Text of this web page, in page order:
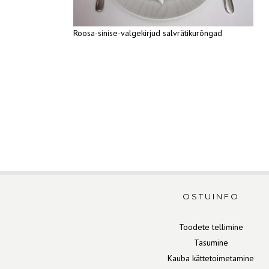
Roosa-sinise-valgekirjud salvrätikurõngad
OSTUINFO
Toodete tellimine
Tasumine
Kauba kättetoimetamine